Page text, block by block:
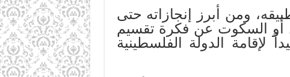
ومن أبرز إنجازاته حتى
أو السكوت عن فكرة تقسيم
لإقامة الدولة الفلسطينية